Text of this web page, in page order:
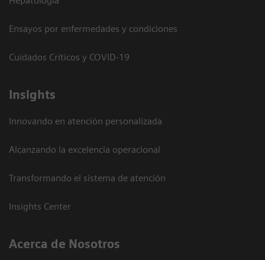
Ensayos por enfermedades y condiciones
Cuidados Críticos y COVID-19
Insights
Innovando en atención personalizada
Alcanzando la excelencia operacional
Transformando el sistema de atención
Insights Center
Acerca de Nosotros